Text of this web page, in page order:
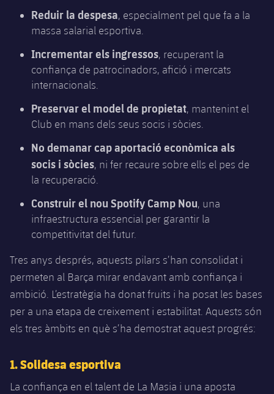
La Masia
Serveis Mèdics
Accessibilitat
Acreditacions
Instal·lacions
SUB8 B
Història
Palmarès
Fotos
Infantil A
Infantil B
Entrades
Resultats
Jugadors
Fotos
Palmarès
Història
Actualitat
Resultats
Classificació
Base
plusicon
més
Juvenil
Cadet
Aleví
PLUSICON
MÉS
Primer equip
plusicon
més
Calendari
Entrades
Resultats
Classificació
Jugadors
Fotos
Palmarès
Barça Atlètic
plusicon
més
Calendari
Resultats
Jugadors
Classificació
Base
plusicon
més
Actualitat
Barça C
Junior
Juvenil
Infantil
Aleví
Campus Estiu
Informació general
plusicon
més
Atletisme
plusicon
més
Masculí
Actualitat
Hockey gel
plusicon
més
Reduir la despesa, especialment pel que fa a la
massa salarial esportiva.
Incrementar els ingressos, recuperant la
confiança de patrocinadors, afició i mercats
internacionals.
Preservar el model de propietat, mantenint el
Club en mans dels seus socis i sòcies.
No demanar cap aportació econòmica als
socis i sòcies, ni fer recaure sobre ells el pes de
la recuperació.
Construir el nou Spotify Camp Nou, una
infraestructura essencial per garantir la
competitivitat del futur.
Tres anys després, aquests pilars s’han consolidat i
permeten al Barça mirar endavant amb confiança i
ambició. L’estratègia ha donat fruits i ha posat les bases
per a una etapa de creixement i estabilitat. Aquests són
els tres àmbits en què s’ha demostrat aquest progrés:
1. Solidesa esportiva
La confiança en el talent de La Masia i una aposta